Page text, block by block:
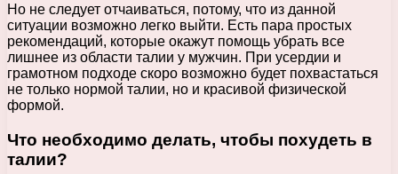
Но не следует отчаиваться, потому, что из данной
ситуации возможно легко выйти. Есть пара простых
рекомендаций, которые окажут помощь убрать все
лишнее из области талии у мужчин. При усердии и
грамотном подходе скоро возможно будет похвастаться
не только нормой талии, но и красивой физической
формой.
Что необходимо делать, чтобы похудеть в
талии?